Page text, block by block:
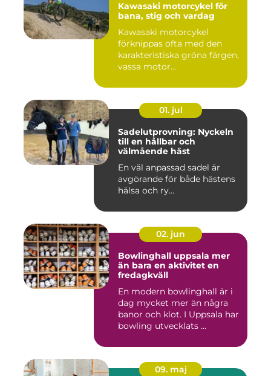
Kawasaki motorcykel för
bana, stig och vardag
Kawasaki motorcykel
förknippas ofta med den
karakteristiska gröna färgen,
vassa motor...
01. jul
Sadelutprovning: Nyckeln
till en hållbar och
välmående häst
En väl anpassad sadel är
avgörande för både hästens
hälsa och ry...
02. jun
Bowlinghall uppsala mer
än bara en aktivitet en
fredagkväll
En modern bowlinghall är i
dag mycket mer än några
banor och klot. I Uppsala har
bowling utvecklats ...
09. maj